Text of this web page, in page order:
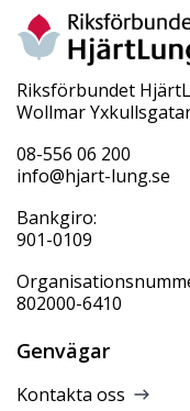
Riksförbundet
Wollmar
08-556 06 200
info@hjart-lung.se
Bankgiro:
901-0109
802000-6410
Genvägar
Kontakta oss